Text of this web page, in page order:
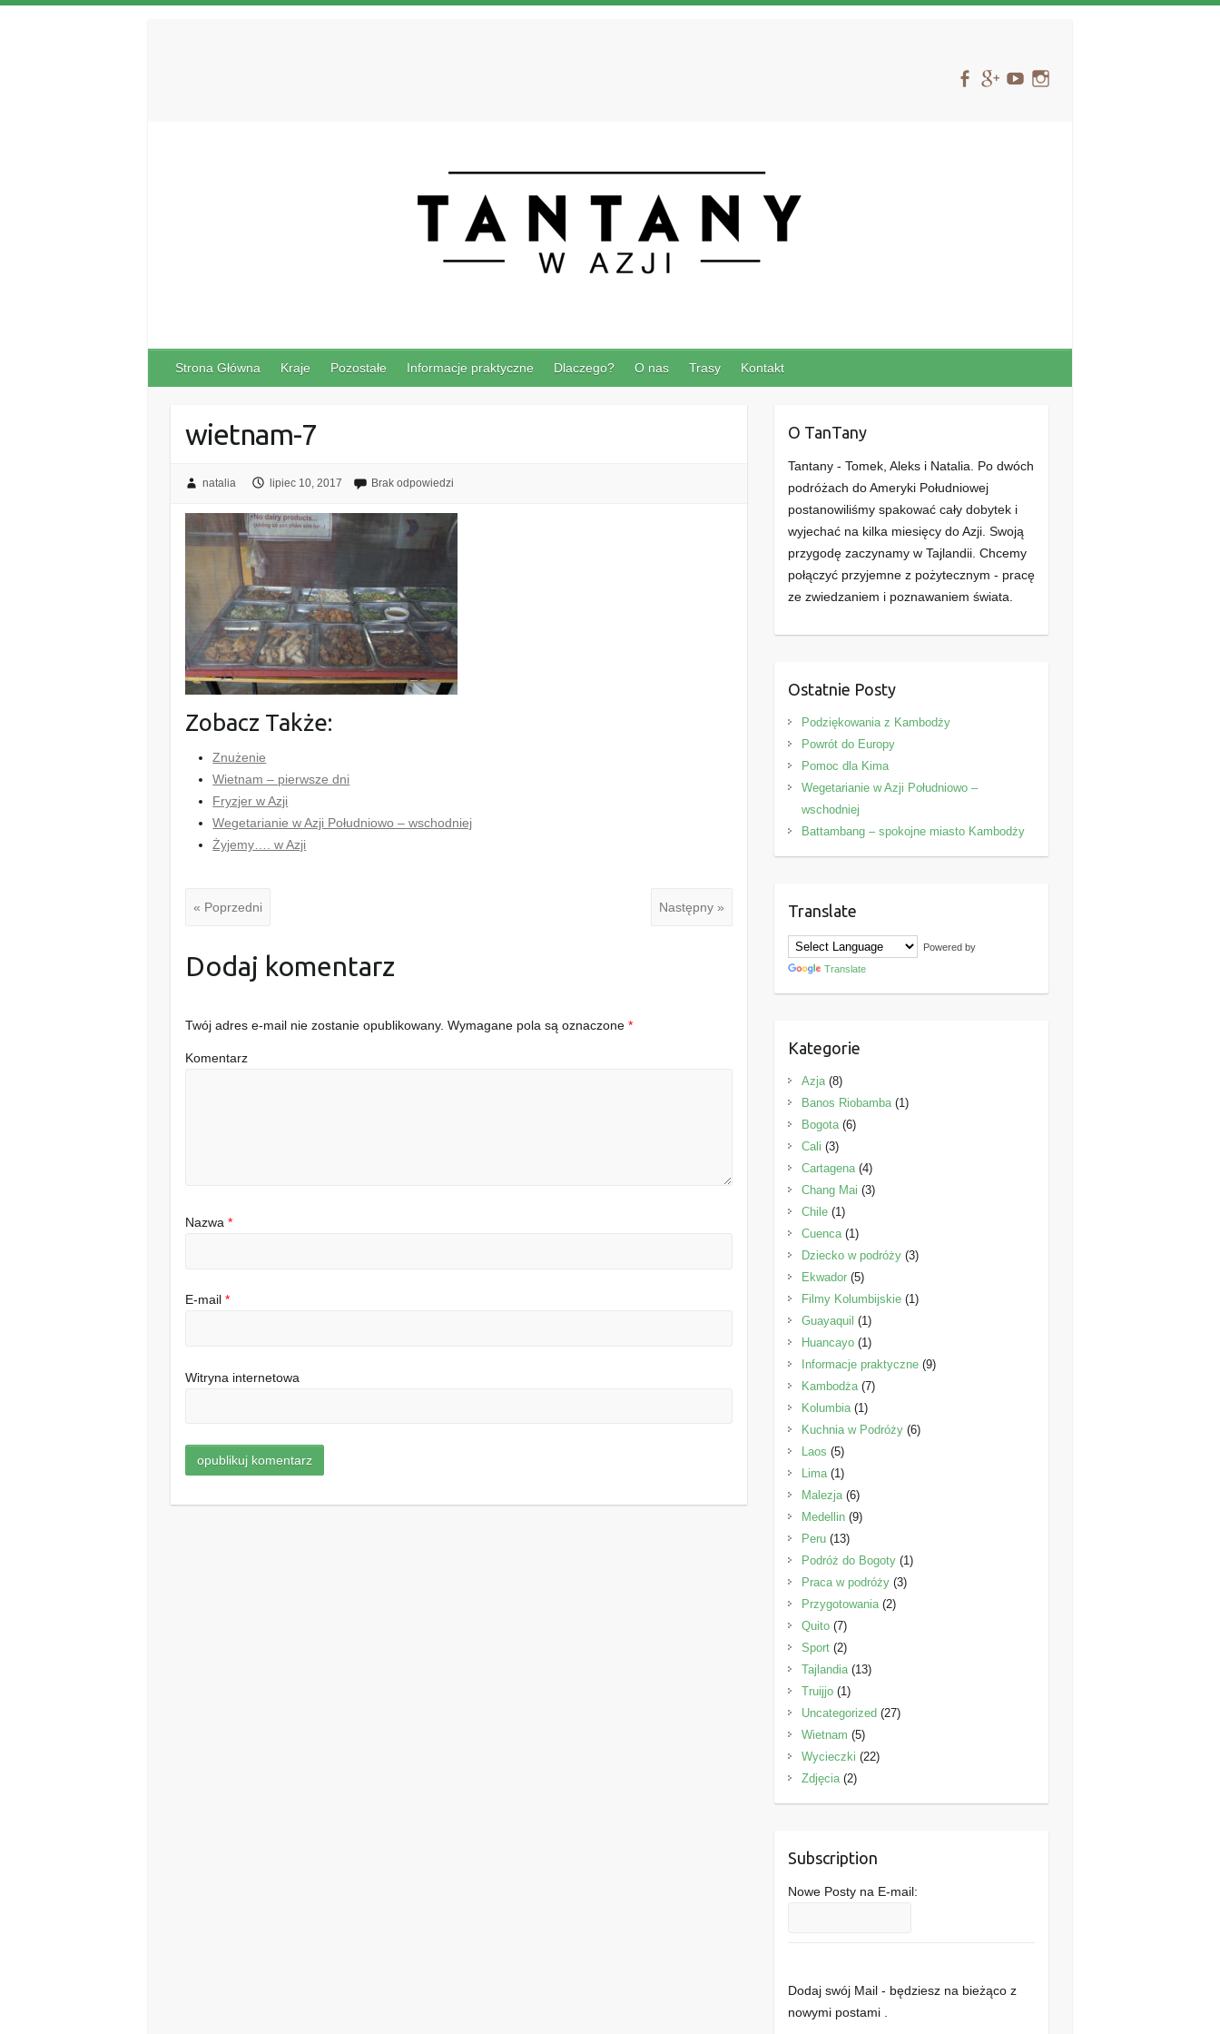
Strona Główna Kraje Pozostałe Informacje praktyczne Dlaczego? O nas Trasy Kontakt
wietnam-7
natalia lipiec 10, 2017 Brak odpowiedzi
Zobacz Także:
Znużenie
Wietnam – pierwsze dni
Fryzjer w Azji
Wegetarianie w Azji Południowo – wschodniej
Żyjemy…. w Azji
« Poprzedni Następny »
Dodaj komentarz
Twój adres e-mail nie zostanie opublikowany. Wymagane pola są oznaczone*
Komentarz
Nazwa*
E-mail*
Witryna internetowa
O TanTany
Tantany - Tomek, Aleks i Natalia. Po dwóch
podróżach do Ameryki Południowej
postanowiliśmy spakować cały dobytek i
wyjechać na kilka miesięcy do Azji. Swoją
przygodę zaczynamy w Tajlandii. Chcemy
połączyć przyjemne z pożytecznym - pracę
ze zwiedzaniem i poznawaniem świata.
Ostatnie Posty
Podziękowania z Kambodży
Powrót do Europy
Pomoc dla Kima
Wegetarianie w Azji Południowo –
wschodniej
Battambang – spokojne miasto Kambodży
Translate
Powered by
Translate
Kategorie
Azja(8)
Banos Riobamba(1)
Bogota(6)
Cali (3)
Cartagena(4)
Chang Mai (3)
Chile(1)
Cuenca(1)
Dziecko w podróży(3)
Ekwador(5)
Filmy Kolumbijskie(1)
Guayaquil (1)
Huancayo(1)
Informacje praktyczne(9)
Kambodża(7)
Kolumbia(1)
Kuchnia w Podróży(6)
Laos (5)
Lima(1)
Malezja(6)
Medellin(9)
Peru(13)
Podróż do Bogoty(1)
Praca w podróży(3)
Przygotowania(2)
Quito(7)
Sport(2)
Tajlandia(13)
Truijjo(1)
Uncategorized (27)
Wietnam (5)
Wycieczki (22)
Zdjęcia(2)
Subscription
Nowe Posty na E-mail:
Dodaj swój Mail - będziesz na bieżąco z
nowymi postami .